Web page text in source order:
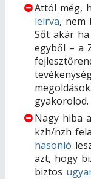
Attól még,
leírva, nem
Sőt akár
egyből – a
gyakorolod.
Nagy hiba
kzh/nzh
hasonló
azt, hogy
biztos